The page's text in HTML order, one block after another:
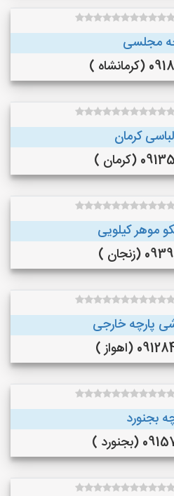
مجلسی
)
کرمان
)
موهر کیلویی
)
پارچه خارجی
(اهواز )
بجنورد
)